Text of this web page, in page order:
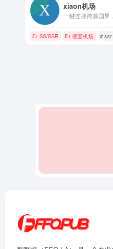
xiaon机场
一键连接跨越国界
SS/SSR 便宜机场 # ssr